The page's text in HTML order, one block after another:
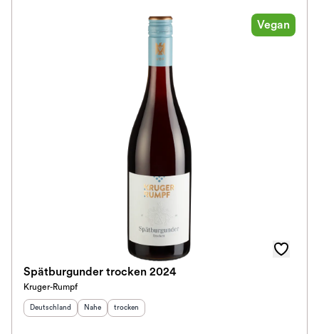
Vegan
Spätburgunder trocken 2024
Kruger-Rumpf
Herkunftsland
Deutschland Herkunftsregion:
Nahe Geschmack
trocken